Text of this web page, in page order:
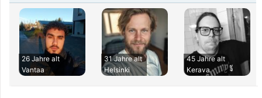
26 Jahre alt
Vantaa
31 Jahre alt
Helsinki
45 Jahre alt
Kerava